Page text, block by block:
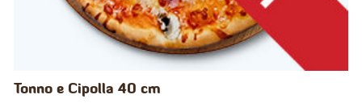
Tonno e Cipolla 40 cm